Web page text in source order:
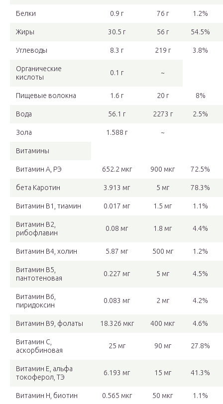
Белки 0.9 г 76 г 1.2%
Жиры 30.5 г 56 г 54.5%
Углеводы 8.3 г 219 г 3.8%
Органические
кислоты
0.1 г ~
Пищевые волокна 1.6 г 20 г 8%
Вода 56.1 г 2273 г 2.5%
Зола 1.588 г ~
Витамины
Витамин А, РЭ 652.2 мкг 900 мкг 72.5%
бета Каротин 3.913 мг 5 мг 78.3%
Витамин В1, тиамин 0.017 мг 1.5 мг 1.1%
Витамин В2,
рибофлавин
0.08 мг 1.8 мг 4.4%
Витамин В4, холин 5.87 мг 500 мг 1.2%
Витамин В5,
пантотеновая
0.227 мг 5 мг 4.5%
Витамин В6,
пиридоксин
0.083 мг 2 мг 4.2%
Витамин В9, фолаты 18.326 мкг 400 мкг 4.6%
Витамин C,
аскорбиновая
25 мг 90 мг 27.8%
Витамин Е, альфа
токоферол, ТЭ
6.193 мг 15 мг 41.3%
Витамин Н, биотин 0.565 мкг 50 мкг 1.1%